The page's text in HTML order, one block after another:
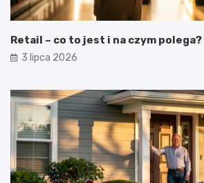
Retail – co to jest i na czym polega?
3 lipca 2026